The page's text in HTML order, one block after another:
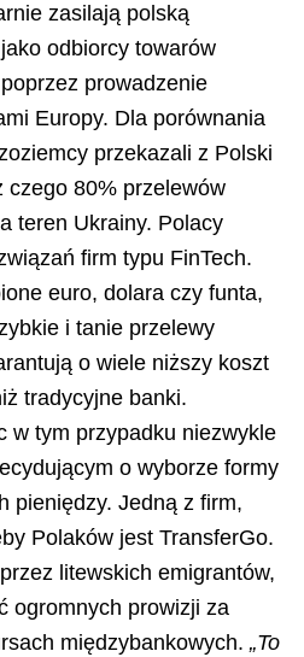
zasilają polską
odbiorcy towarów
prowadzenie
Europy. Dla porównania
przekazali z Polski
80% przelewów
teren Ukrainy. Polacy
firm typu FinTech.
euro, dolara czy funta,
i tanie przelewy
o wiele niższy koszt
tradycyjne banki.
w tym przypadku niezwykle
o wyborze formy
pieniędzy. Jedną z firm,
Polaków jest TransferGo.
litewskich emigrantów,
ogromnych prowizji za
międzybankowych. „To